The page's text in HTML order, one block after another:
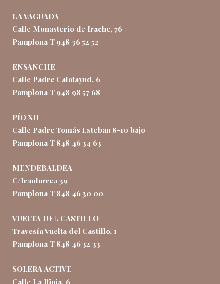
LA VAGUADA
Calle Monasterio de Irache, 76
Pamplona T 948 36 52 52
ENSANCHE
Calle Padre Calatayud, 6
Pamplona T 948 98 57 68
PÍO XII
Calle Padre Tomás Esteban 8-10 bajo
Pamplona T 848 46 34 63
MENDEBALDEA
C/Irunlarrea 39
Pamplona T 848 46 30 00
VUELTA DEL CASTILLO
Travesía Vuelta del Castillo, 1
Pamplona T 848 46 32 33
SOLERA ACTIVE
Calle La Rioja, 6